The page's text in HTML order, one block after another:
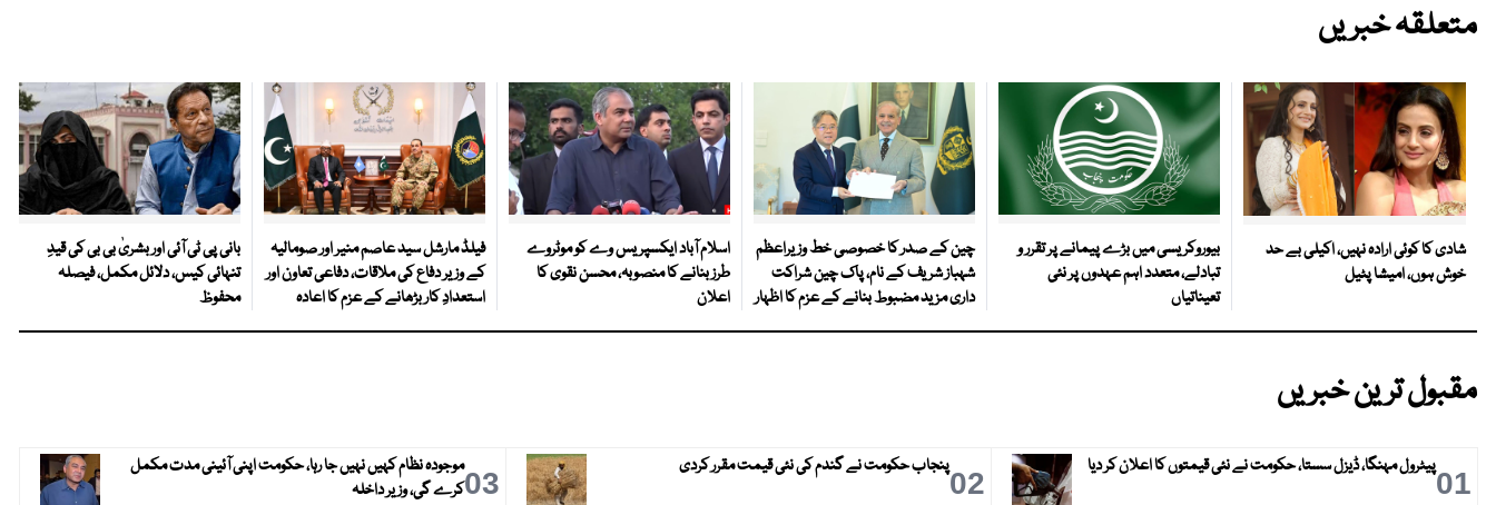
متعلقہ خبریں
شادی کا کوئی ارادہ نہیں، اکیلی بے حد
خوش ہوں، امیشا پٹیل
بیوروکریسی میں بڑے پیمانے پر تقرر و
تبادلے، متعدد اہم عہدوں پر نئی
تعیناتیاں
چین کے صدر کا خصوصی خط وزیراعظم
شہباز شریف کے نام، پاک چین شراکت
داری مزید مضبوط بنانے کے عزم کا اظہار
اسلام آباد ایکسپریس وے کو موٹروے
طرز بنانے کا منصوبہ، محسن نقوی کا
اعلان
فیلڈ مارشل سید عاصم منیر اور صومالیہ
کے وزیر دفاع کی ملاقات، دفاعی تعاون اور
استعدادِ کار بڑھانے کے عزم کا اعادہ
بانی پی ٹی آئی اور بشریٰ بی بی کی قیدِ
تنہائی کیس، دلائل مکمل، فیصلہ
محفوظ
مقبول ترین خبریں
01پیٹرول مہنگا، ڈیزل سستا، حکومت نے نئی قیمتوں کا اعلان کر دیا 02پنجاب حکومت نے گندم کی نئی قیمت مقرر کردی 03موجودہ نظام کہیں نہیں جا رہا، حکومت اپنی آئینی مدت مکمل
کرے گی، وزیر داخلہ